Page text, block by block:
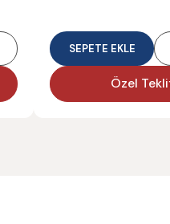
SEPETE EKLE
Özel